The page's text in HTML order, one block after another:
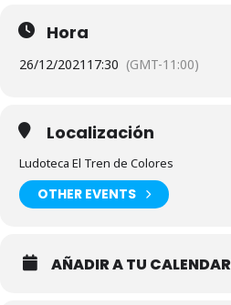
Hora
26/12/2021 17:30 (GMT-11:00)
Localización
Ludoteca El Tren de Colores
OTHER EVENTS
AÑADIR A TU